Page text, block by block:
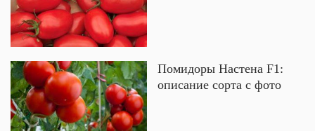
Помидоры Настена F1:
описание сорта с фото